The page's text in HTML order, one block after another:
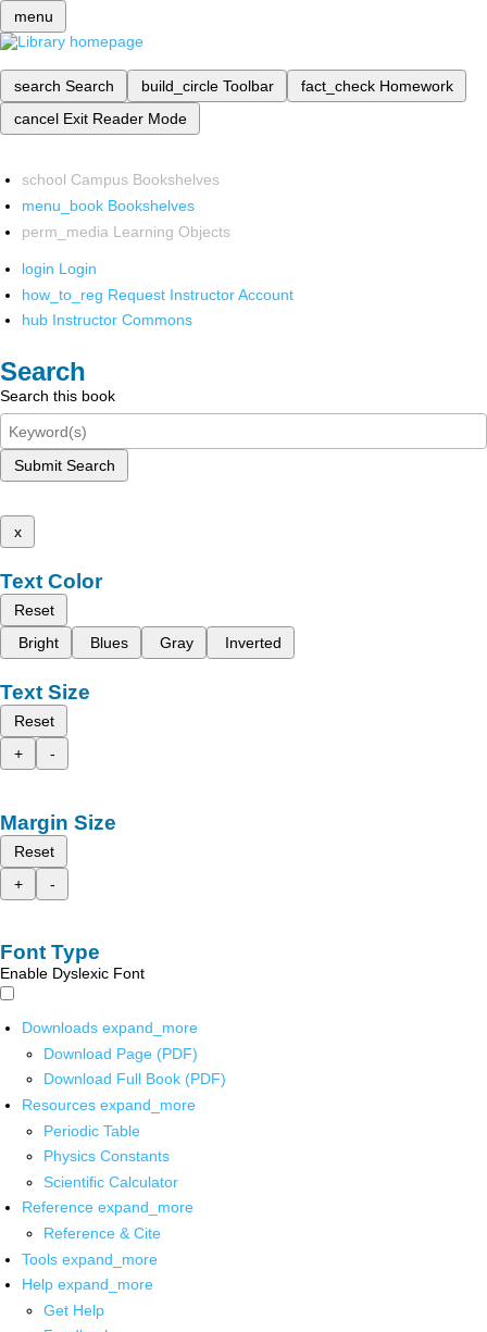
menu
search Search build_circle Toolbar fact_check Homework
cancel Exit Reader Mode
school Campus Bookshelves
menu_book Bookshelves
perm_media Learning Objects
login Login
how_to_reg Request Instructor Account
hub Instructor Commons
Search
Search this book
Submit Search
x
Text Color
Reset
Bright
Blues Gray Inverted
Text Size
Reset
+
-
Margin Size
Reset
+
-
Font Type
Enable Dyslexic Font
Downloads expand_more
Download Page (PDF)
Download Full Book (PDF)
Resources expand_more
Periodic Table
Physics Constants
Scientific Calculator
Reference expand_more
Reference & Cite
Tools expand_more
Help expand_more
Get Help